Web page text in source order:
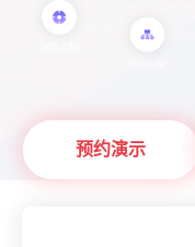
预约演示